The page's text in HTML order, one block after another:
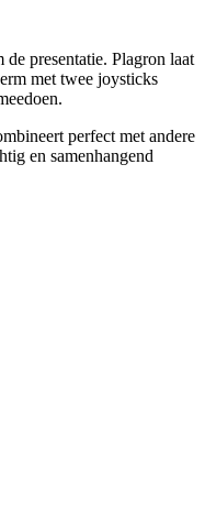
de presentatie. Plagron laat
met twee joysticks
perfect met andere
en samenhangend